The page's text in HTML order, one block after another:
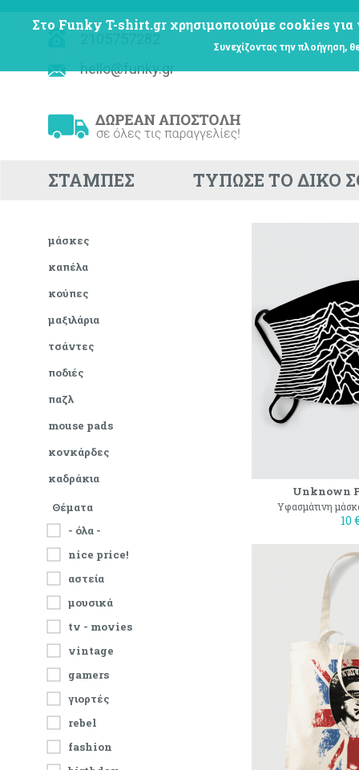
Στο Funky T-shirt.gr χρησιμοποιούμε cookies για
Συνεχίζοντας την πλοήγηση,
hello@funky.gr
ΣΤΑΜΠΕΣ ΤΥΠΩΣΕ ΤΟ ΔΙΚΟ
Θέματα
- όλα -
nice price!
αστεία
μουσικά
tv - movies
vintage
gamers
γιορτές
rebel
fashion
Unknown
Υφασμάτινη
10 €
μάσκες
καπέλα
κούπες
μαξιλάρια
τσάντες
ποδιές
παζλ
mouse pads
κονκάρδες
καδράκια